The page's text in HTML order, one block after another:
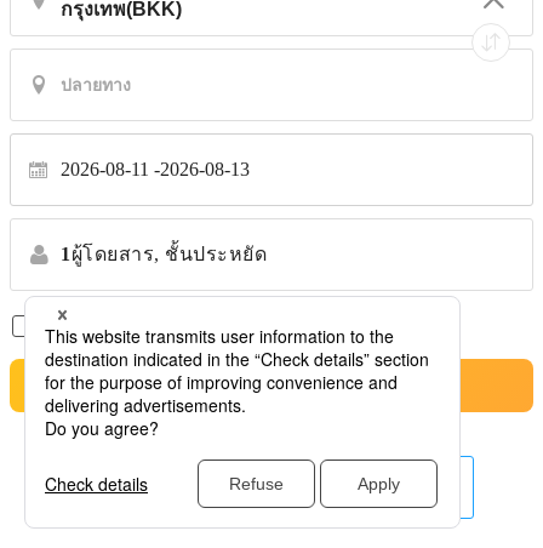
2026-08-11 2026-08-13
1 ผู้โดยสาร, ชั้นประหยัด
เที่ยวบินตรงเท่านั้น *ไม่รับการโอนย้าย
ค้นหาตั๋วเครื่องบินที่ดีที่สุด
สายการบินอื่น ๆ ที่นี่